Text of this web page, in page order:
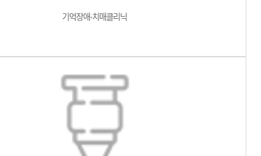
기억장애⋅치매클리닉